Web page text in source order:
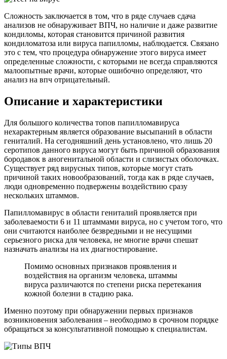
Сложность заключается в том, что в ряде случаев сдача
анализов не обнаруживает ВПЧ, но наличие и даже развитие
кондиломы, которая становится причиной развития
кондиломатоза или вируса папилломы, наблюдается. Связано
это с тем, что процедура обнаружение этого вируса имеет
определенные сложности, с которыми не всегда справляются
малоопытные врачи, которые ошибочно определяют, что
анализ на впч отрицательный.
Описание и характеристики
Для большого количества топов папилломавируса
нехарактерным является образование высыпаний в области
гениталий. На сегодняшний день установлено, что лишь 20
серотипов данного вируса могут быть причиной образования
бородавок в аногенитальной области и слизистых оболочках.
Существует ряд вирусных типов, которые могут стать
причиной таких новообразований, тогда как в ряде случаев,
люди одновременно подвержены воздействию сразу
нескольких штаммов.
Папилломавирус в области гениталий проявляется при
заболеваемости 6 и 11 штаммами вируса, но с учетом того, что
они считаются наиболее безвредными и не несущими
серьезного риска для человека, не многие врачи спешат
назначать анализы на их диагностирование.
Помимо основных признаков проявления и
воздействия на организм человека, штаммы
вируса различаются по степени риска перетекания
кожной болезни в стадию рака.
Именно поэтому при обнаружении первых признаков
возникновения заболевания – необходимо в срочном порядке
обращаться за консультативной помощью к специалистам.